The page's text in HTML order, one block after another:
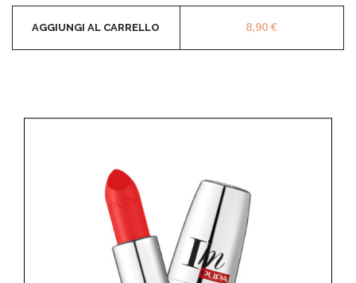
8,90€
AGGIUNGI AL CARRELLO